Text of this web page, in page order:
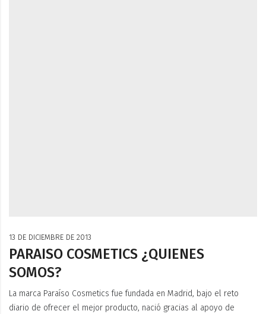
13 DE DICIEMBRE DE 2013
PARAISO COSMETICS ¿QUIENES
SOMOS?
La marca Paraíso Cosmetics fue fundada en Madrid, bajo el reto
diario de ofrecer el mejor producto, nació gracias al apoyo de